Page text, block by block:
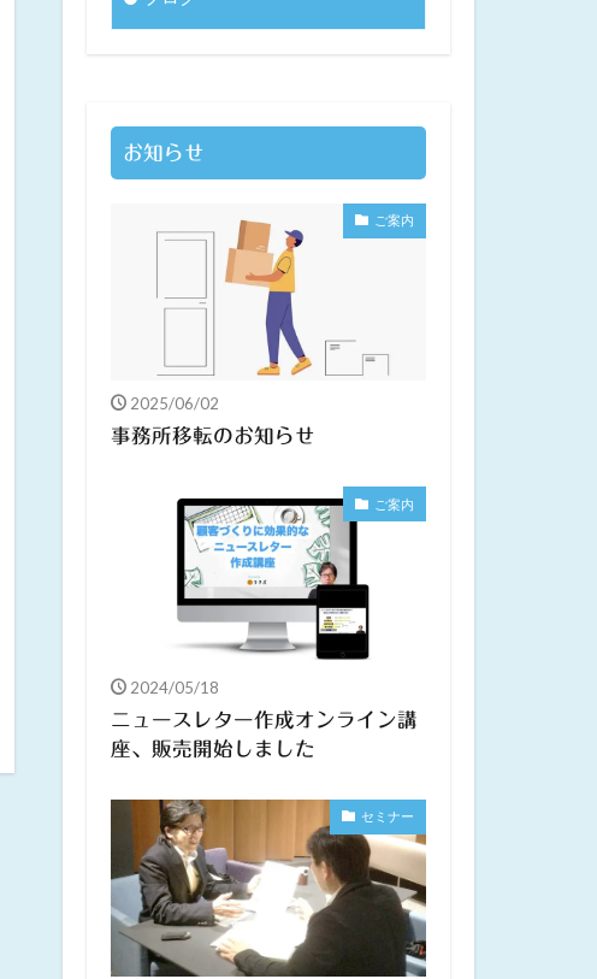
お知らせ
ご案内
2025/06/02
事務所移転のお知らせ
ご案内
2024/05/18
ニュースレター作成オンライン講
座、販売開始しました
セミナー